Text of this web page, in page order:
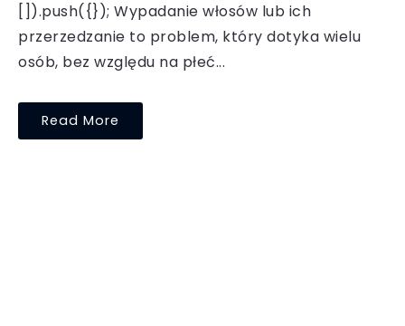
[]).push({}); Wypadanie włosów lub ich
przerzedzanie to problem, który dotyka wielu
osób, bez względu na płeć...
Read More